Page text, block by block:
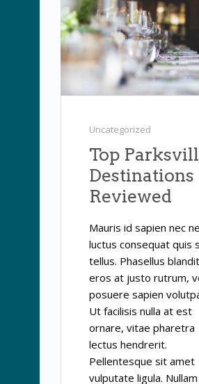
Uncategorized
Top
Destinations
Reviewed
Mauris id sapien nec
luctus consequat quis
tellus. Phasellus blandit
eros at justo rutrum,
posuere sapien
Ut facilisis nulla at est
ornare, vitae pharetra
lectus hendrerit.
Pellentesque sit amet
vulputate ligula. Nullam